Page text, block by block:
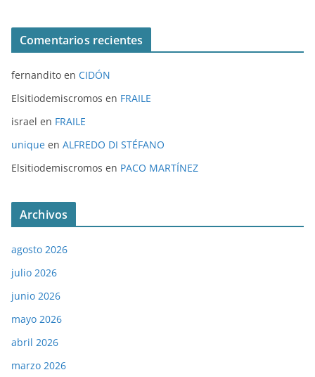
Comentarios recientes
fernandito en CIDÓN
Elsitiodemiscromos en FRAILE
israel en FRAILE
unique en ALFREDO DI STÉFANO
Elsitiodemiscromos en PACO MARTÍNEZ
Archivos
agosto 2026
julio 2026
junio 2026
mayo 2026
abril 2026
marzo 2026